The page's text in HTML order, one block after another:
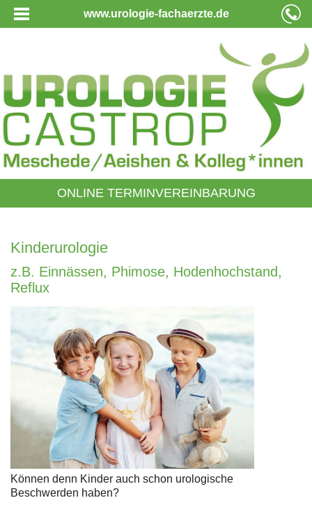
www.urologie-fachaerzte.de
ONLINE TERMINVEREINBARUNG
Kinderurologie
z.B. Einnässen, Phimose, Hodenhochstand,
Reflux
Können denn Kinder auch schon urologische
Beschwerden haben?